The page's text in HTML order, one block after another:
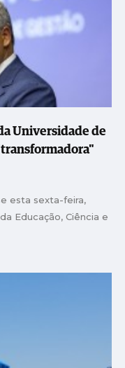
Universidade de
esta sexta-feira,
Educação, Ciência e